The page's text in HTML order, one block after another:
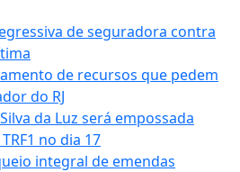
de seguradora contra
de recursos que pedem
do RJ
da Luz será empossada
no dia 17
integral de emendas